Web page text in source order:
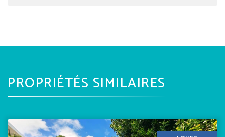
PROPRIÉTÉS SIMILAIRES